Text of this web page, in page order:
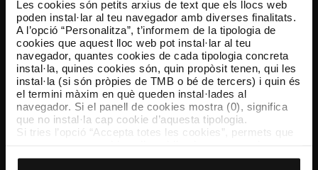
Les cookies són petits arxius de text que els llocs web
poden instal·lar al teu navegador amb diverses finalitats.
A l’opció “Personalitza”, t’informem de la tipologia de
cookies que aquest lloc web pot instal·lar al teu
navegador, quantes cookies de cada tipologia concreta
instal·la, quines cookies són, quin propòsit tenen, qui les
instal·la (si són pròpies de TMB o bé de tercers) i quin és
el termini màxim en què queden instal·lades al
navegador. Si el panell de cookies mostra (0), significa
que no instal·la cap cookie d’aquesta tipologia.
Si tries l’opció “Accepta totes les cookies”, permets que
El selector que es troba a la dreta de cada tipologia de
TMB App
Descarrega’t TMB App i compra els teus bitllets
App Store Google Play